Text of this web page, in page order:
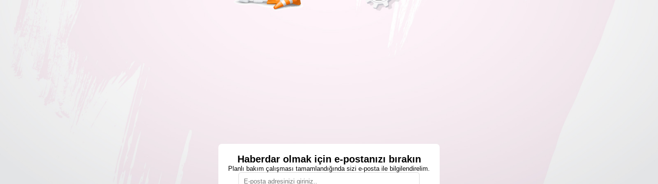
Haberdar olmak için e-postanızı bırakın
Planlı bakım çalışması tamamlandığında sizi e-posta ile bilgilendirelim.